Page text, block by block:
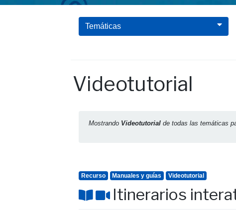
Temáticas
Videotutorial
Mostrando Videotutorial de todas las temáticas
Recurso Manuales y guías Videotutorial
Itinerarios